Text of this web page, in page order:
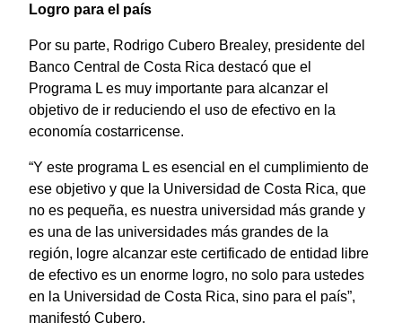
Logro para el país
Por su parte, Rodrigo Cubero Brealey, presidente del
Banco Central de Costa Rica destacó que el
Programa L es muy importante para alcanzar el
objetivo de ir reduciendo el uso de efectivo en la
economía costarricense.
“Y este programa L es esencial en el cumplimiento de
ese objetivo y que la Universidad de Costa Rica, que
no es pequeña, es nuestra universidad más grande y
es una de las universidades más grandes de la
región, logre alcanzar este certificado de entidad libre
de efectivo es un enorme logro, no solo para ustedes
en la Universidad de Costa Rica, sino para el país”,
manifestó Cubero.